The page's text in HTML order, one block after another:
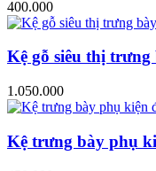
400.000
Kệ gỗ siêu thị trưng
1.050.000
Kệ trưng bày phụ